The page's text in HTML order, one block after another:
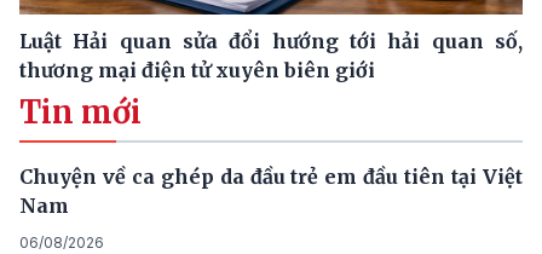
Luật Hải quan sửa đổi hướng tới hải quan số,
thương mại điện tử xuyên biên giới
Tin mới
Chuyện về ca ghép da đầu trẻ em đầu tiên tại Việt
Nam
06/08/2026